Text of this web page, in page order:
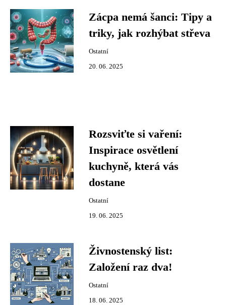
Zácpa nemá šanci: Tipy a
triky, jak rozhýbat střeva
Ostatní
20. 06. 2025
Rozsviťte si vaření:
Inspirace osvětlení
kuchyně, která vás
dostane
Ostatní
19. 06. 2025
Živnostenský list:
Založení raz dva!
Ostatní
18. 06. 2025